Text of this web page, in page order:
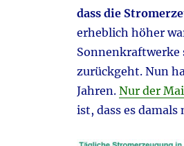
dass die
erheblich höher
Sonnenkraftwerke
zurückgeht. Nun
Jahren. Nur der
ist, dass es